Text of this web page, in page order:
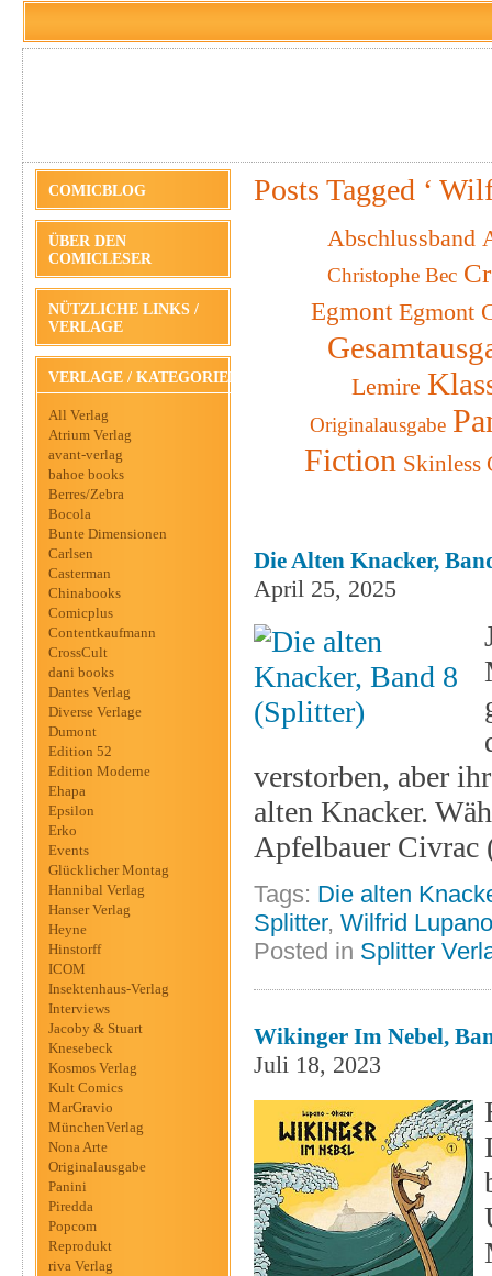
COMICBLOG
ÜBER DEN
COMICLESER
NÜTZLICHE LINKS /
VERLAGE
VERLAGE / KATEGORIEN
All Verlag
Atrium Verlag
avant-verlag
bahoe books
Berres/Zebra
Bocola
Bunte Dimensionen
Carlsen
Casterman
Chinabooks
Comicplus
Contentkaufmann
CrossCult
dani books
Dantes Verlag
Diverse Verlage
Dumont
Edition 52
Edition Moderne
Ehapa
Epsilon
Erko
Events
Glücklicher Montag
Hannibal Verlag
Hanser Verlag
Heyne
Hinstorff
ICOM
Insektenhaus-Verlag
Interviews
Jacoby & Stuart
Knesebeck
Kosmos Verlag
Kult Comics
MarGravio
MünchenVerlag
Nona Arte
Originalausgabe
Panini
Piredda
Popcom
Reprodukt
riva Verlag
Posts Tagged ‘
Abschlussband
Christophe Bec
Egmont Egmont
Lemire
Originalausgabe
Fiction Skinless
Die Alten Knacker,
April 25, 2025
verstorben, aber
alten Knacker.
Apfelbauer
Tags: Die alten
Splitter, Wilfrid Lupano
Posted in Splitter
Wikinger Im Nebel,
Juli 18, 2023